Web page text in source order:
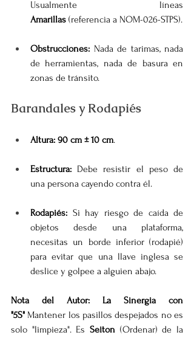
Amarillas (referencia a NOM-026-STPS).
Obstrucciones: Nada de tarimas, nada
de herramientas, nada de basura en
zonas de tránsito.
Barandales y Rodapiés
Altura: 90 cm ± 10 cm.
Estructura: Debe resistir el peso de
una persona cayendo contra él.
Rodapiés: Si hay riesgo de caída de
objetos desde una plataforma,
necesitas un borde inferior (rodapié)
para evitar que una llave inglesa se
deslice y golpee a alguien abajo.
Nota del Autor: La Sinergia con
"5S" Mantener los pasillos despejados no es
solo "limpieza". Es Seiton (Ordenar) de la